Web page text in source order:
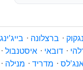
· ברצלונה · בייג'ינג
· דובאי · איסטנבול ·
· מדריד · מנילה ·